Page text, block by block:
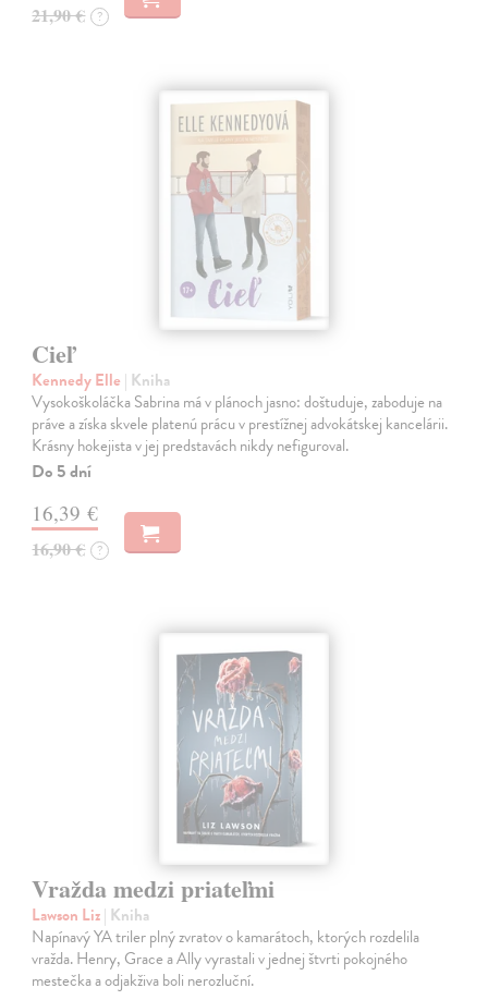
21,90 € ?
Cieľ
Kennedy Elle | Kniha
Vysokoškoláčka Sabrina má v plánoch jasno: doštuduje, zaboduje na
práve a získa skvele platenú prácu v prestížnej advokátskej kancelárii.
Krásny hokejista v jej predstavách nikdy nefiguroval.
Do 5 dní
16,39 €
16,90 € ?
Vražda medzi priateľmi
Lawson Liz| Kniha
Napínavý YA triler plný zvratov o kamarátoch, ktorých rozdelila
vražda. Henry, Grace a Ally vyrastali v jednej štvrti pokojného
mestečka a odjakživa boli nerozluční.